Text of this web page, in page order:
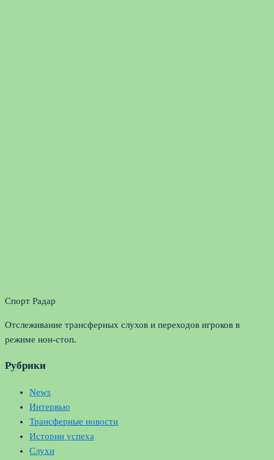
Спорт Радар
Отслеживание трансферных слухов и переходов игроков в
режиме нон-стоп.
Рубрики
News
Интервью
Трансферные новости
Истории успеха
Слухи